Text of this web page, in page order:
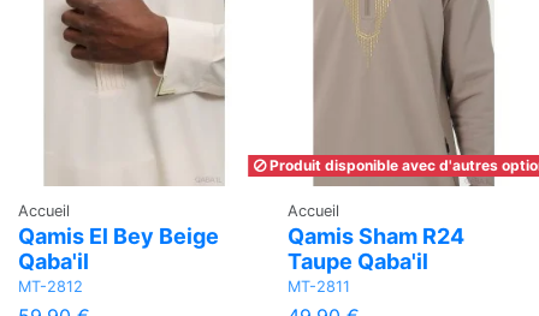
Accueil
Qamis El Bey Beige
Qaba'il
MT-2812
Produit disponible avec d'autres
Accueil
Qamis Sham R24
Taupe Qaba'il
MT-2811